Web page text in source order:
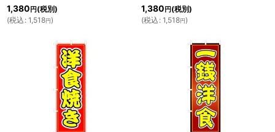
1,380 円 (税別)
(税込 : 1,518円)
1,380 円 (税別)
(税込 : 1,518円)